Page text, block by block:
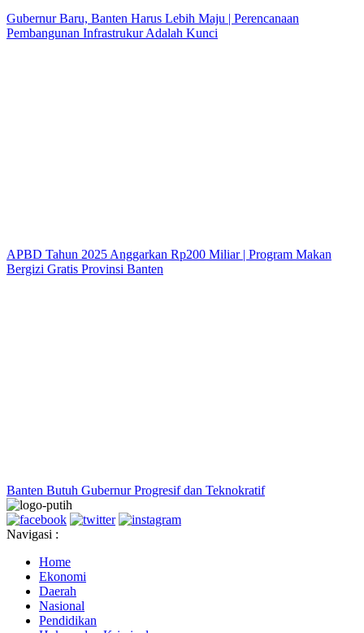
Gubernur Baru, Banten Harus Lebih Maju | Perencanaan
Pembangunan Infrastrukur Adalah Kunci
APBD Tahun 2025 Anggarkan Rp200 Miliar | Program Makan
Bergizi Gratis Provinsi Banten
Banten Butuh Gubernur Progresif dan Teknokratif
Navigasi :
Home
Ekonomi
Daerah
Nasional
Pendidikan